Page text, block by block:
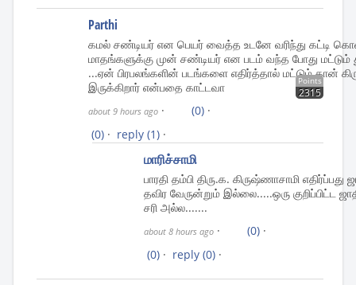
Parthi
கமல் சண்டியர் என பெயர் வைத்த உடனே வரிந்து கட்டி
மாதங்களுக்கு முன் சண்டியர் என படம் வந்த போது மட்டும்
...ஏன் பிரபலங்களின் படங்களை எதிர்த்தால் மட்டும் தான்
இருக்கிறார் என்பதை காட்டவா
Points
2315
about 9 hours ago · (0) ·
(0) · reply (1) ·
மாரிச்சாமி
பாரதி தம்பி திரு.க. கிருஷ்ணாசாமி
தவிர வேருன்றும் இல்லை.....ஒரு குறிப்பிட்ட
சரி அல்ல.......
about 8 hours ago · (0) ·
(0) · reply (0) ·